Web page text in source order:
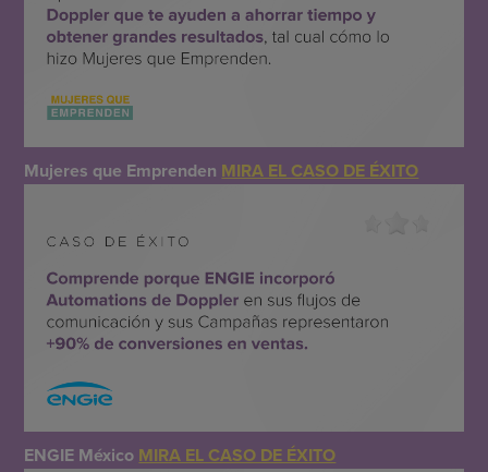
Mujeres que Emprenden MIRA EL CASO DE ÉXITO
ENGIE México MIRA EL CASO DE ÉXITO